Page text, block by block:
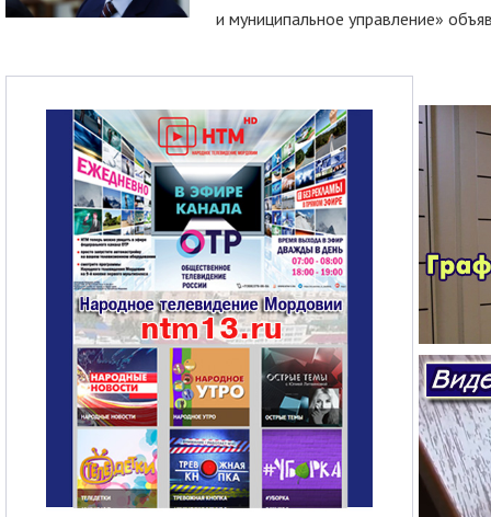
и муниципальное управление»